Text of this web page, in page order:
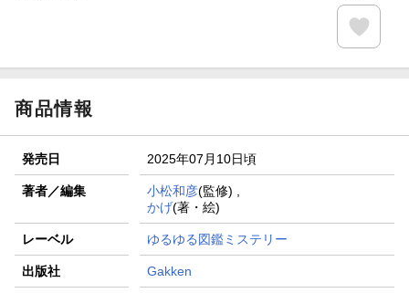
商品情報
発売日 2025年07月10日頃
著者／編集 小松和彦(監修) ,
かげ(著・絵)
レーベル ゆるゆる図鑑ミステリー
出版社 Gakken